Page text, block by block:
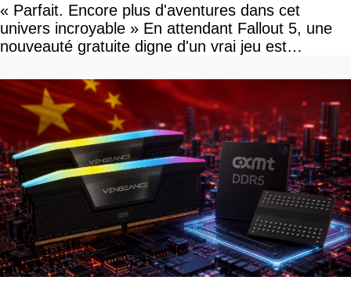
« Parfait. Encore plus d'aventures dans cet
univers incroyable » En attendant Fallout 5, une
nouveauté gratuite digne d'un vrai jeu est